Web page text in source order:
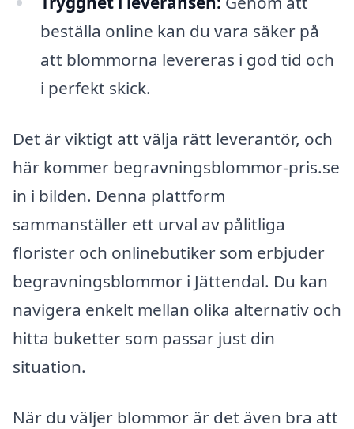
beställa online kan du vara säker på
att blommorna levereras i god tid och
i perfekt skick.
Det är viktigt att välja rätt leverantör, och
här kommer begravningsblommor-pris.se
in i bilden. Denna plattform
sammanställer ett urval av pålitliga
florister och onlinebutiker som erbjuder
begravningsblommor i Jättendal. Du kan
navigera enkelt mellan olika alternativ och
hitta buketter som passar just din
situation.
När du väljer blommor är det även bra att